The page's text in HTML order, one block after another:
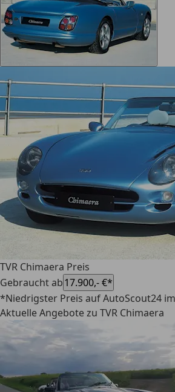
TVR Chimaera Preis
Gebraucht ab17.900,- €*
*Niedrigster Preis auf AutoScout24
Aktuelle Angebote zu TVR Chimaera